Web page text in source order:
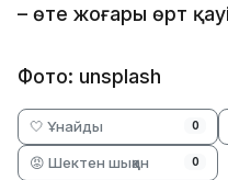
– өте жоғары өрт
Фото: unsplash
🤍 Ұнайды 0
😡 Шектен шыққан 0